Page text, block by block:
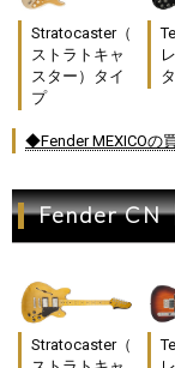
Stratocaster（
ストラトキャ
スター）タイ
プ
◆Fender MEXICOの
Fender CN
Stratocaster（